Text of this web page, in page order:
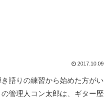
2017.10.09
語りの練習から始めた方がい
管理人コン太郎は、ギター歴